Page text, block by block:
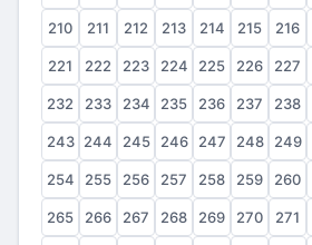
210 211 212 213 214 215 216
221 222 223 224 225 226 227
232 233 234 235 236 237 238
243 244 245 246 247 248 249
254 255 256 257 258 259 260
265 266 267 268 269 270 271